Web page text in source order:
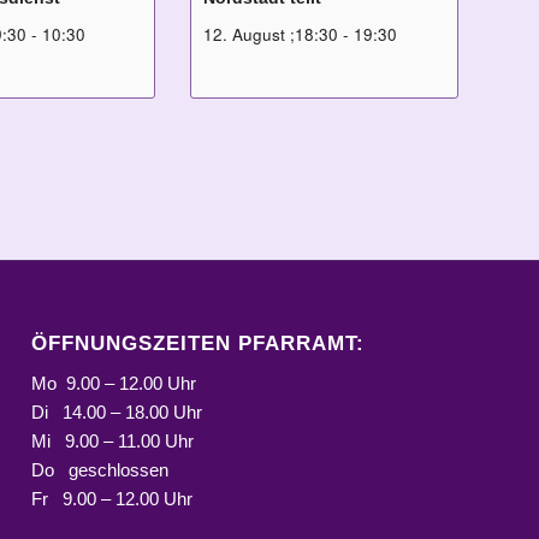
- 10:30 12. August ;18:30 - 19:30
ÖFFNUNGSZEITEN PFARRAMT:
Mo 9.00 – 12.00 Uhr
Di 14.00 – 18.00 Uhr
Mi 9.00 – 11.00 Uhr
Do geschlossen
Fr 9.00 – 12.00 Uhr